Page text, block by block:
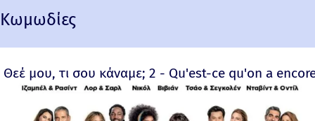
Κωμωδίες
Θεέ μου, τι σου κάναμε; 2 - Qu'est-ce qu'on a